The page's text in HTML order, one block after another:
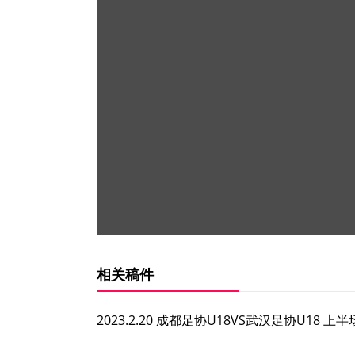
相关稿件
2023.2.20 成都足协U18VS武汉足协U18 上半